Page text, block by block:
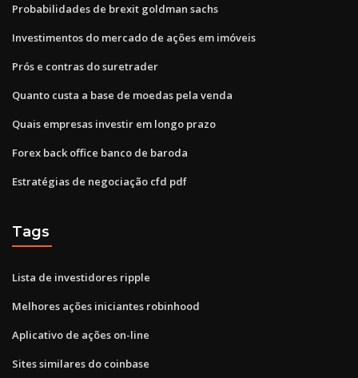
Probabilidades de brexit goldman sachs
Investimentos do mercado de ações em imóveis
Prós e contras do suretrader
Quanto custa a base de moedas pela venda
Quais empresas investir em longo prazo
Forex back office banco de baroda
Estratégias de negociação cfd pdf
Tags
Lista de investidores ripple
Melhores ações iniciantes robinhood
Aplicativo de ações on-line
Sites similares do coinbase